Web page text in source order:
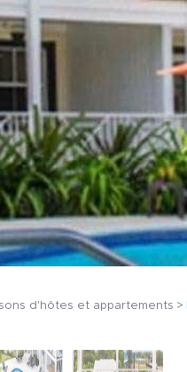
d'hôtes et appartements